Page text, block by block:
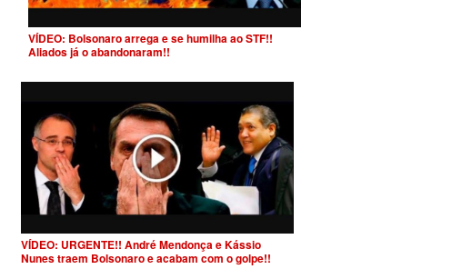
VÍDEO: Bolsonaro arrega e se humilha ao STF!!
Aliados já o abandonaram!!
VÍDEO: URGENTE!! André Mendonça e Kássio
Nunes traem Bolsonaro e acabam com o golpe!!